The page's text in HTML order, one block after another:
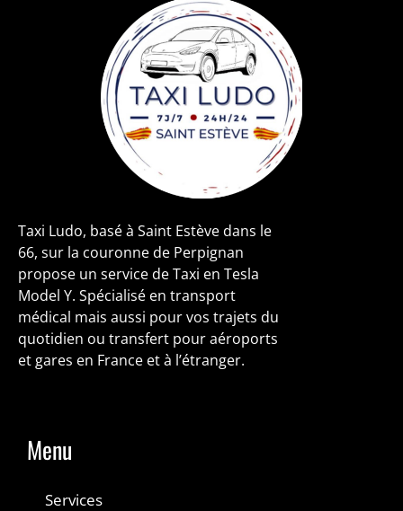
Taxi Ludo, basé à Saint Estève dans le
66, sur la couronne de Perpignan
propose un service de Taxi en Tesla
Model Y. Spécialisé en transport
médical mais aussi pour vos trajets du
quotidien ou transfert pour aéroports
et gares en France et à l’étranger.
Menu
Services